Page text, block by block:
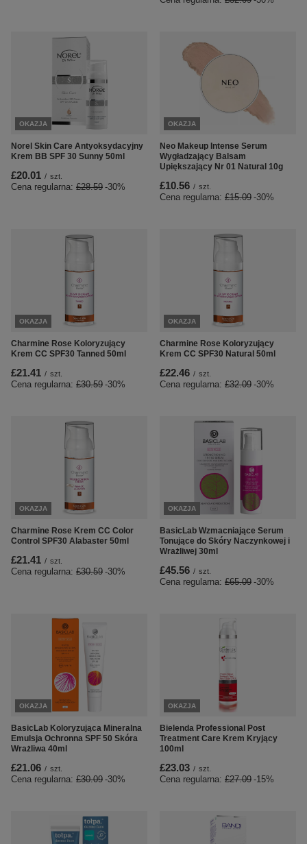
OKAZJA
Norel Skin Care Antyoksydacyjny
Krem BB SPF 30 Sunny 50ml
£20.01 / szt.
Cena regularna: £28.59 -30%
OKAZJA
Neo Makeup Intense Serum
Wygładzający Balsam
Upiększający Nr 01 Natural 10g
£10.56 / szt.
Cena regularna: £15.09 -30%
OKAZJA
Charmine Rose Koloryzujący
Krem CC SPF30 Tanned 50ml
£21.41 / szt.
Cena regularna: £30.59 -30%
OKAZJA
Charmine Rose Koloryzujący
Krem CC SPF30 Natural 50ml
£22.46 / szt.
Cena regularna: £32.09 -30%
OKAZJA
Charmine Rose Krem CC Color
Control SPF30 Alabaster 50ml
£21.41 / szt.
Cena regularna: £30.59 -30%
OKAZJA
BasicLab Wzmacniające Serum
Tonujące do Skóry Naczynkowej i
Wrażliwej 30ml
£45.56 / szt.
Cena regularna: £65.09 -30%
OKAZJA
BasicLab Koloryzująca Mineralna
Emulsja Ochronna SPF 50 Skóra
Wrażliwa 40ml
£21.06 / szt.
Cena regularna: £30.09 -30%
OKAZJA
Bielenda Professional Post
Treatment Care Krem Kryjący
100ml
£23.03 / szt.
Cena regularna: £27.09 -15%